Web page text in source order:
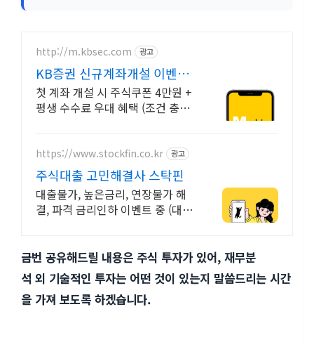
http://m.kbsec.com 광고
KB증권 신규계좌개설 이벤트
국내주식쿠폰 최대 5만원
첫 계좌 개설 시 주식쿠폰 4만원 +
평생 수수료 우대 혜택 (조건 충족
https://www.stockfin.co.kr 광고
주식대출 고민해결사 스탁핀
대출불가, 높은금리, 연장불가 해
결, 파격 금리인하 이벤트 중 (대환
금번 공유해드릴 내용은 주식 투자가 있어, 재무분
석 외 기술적인 투자는 어떤 것이 있는지 말씀드리는 시간
을 가져 보도록 하겠습니다.